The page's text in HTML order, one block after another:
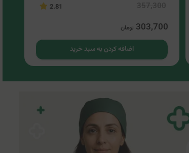
2.81
303,700 تومان
اضافه کردن به سبد خرید